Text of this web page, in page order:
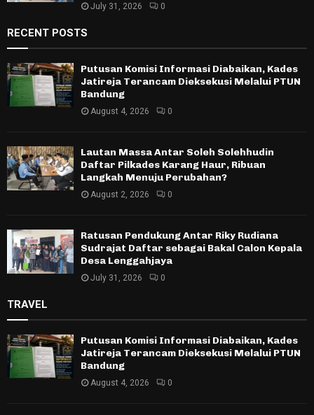
July 31, 2026 0
RECENT POSTS
Putusan Komisi Informasi Diabaikan, Kades
Jatireja Terancam Dieksekusi Melalui PTUN
Bandung
August 4, 2026 0
Lautan Massa Antar Soleh Solehhudin
Daftar Pilkades Karang Haur, Ribuan
Langkah Menuju Perubahan?
August 2, 2026 0
Ratusan Pendukung Antar Riky Rudiana
Sudrajat Daftar sebagai Bakal Calon Kepala
Desa Lenggahjaya
July 31, 2026 0
TRAVEL
Putusan Komisi Informasi Diabaikan, Kades
Jatireja Terancam Dieksekusi Melalui PTUN
Bandung
August 4, 2026 0